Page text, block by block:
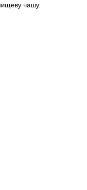
чашу.